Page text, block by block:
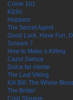
Crime 101
Kîzîm
Hoppers
The Secret Agent
Good Luck, Have Fun,
Scream 7
How to Make a Killing
Cazul Samca
Dolce far niente
The Last Viking
Kill Bill: The Whole
The Bride!
Cold Storage